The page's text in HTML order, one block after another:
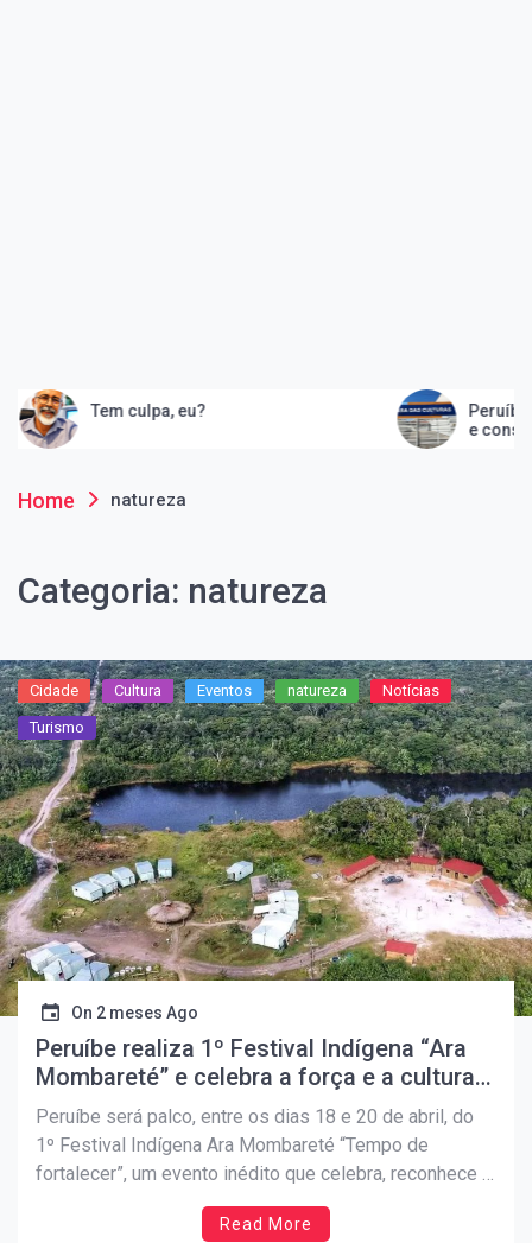
eu?
Peruíbe inaugura Casa
e consolida quarteirão
Home natureza
Categoria: natureza
Cidade Cultura Eventos natureza Notícias
Turismo
On 2 meses Ago
Peruíbe realiza 1º Festival Indígena “Ara
Mombareté” e celebra a força e a cultura
dos Povos Originários
Peruíbe será palco, entre os dias 18 e 20 de abril, do
1º Festival Indígena Ara Mombareté “Tempo de
fortalecer”, um evento inédito que celebra, reconhece e
valoriza a riqueza cultural dos Povos Originários
presentes na região. A iniciativa nasce com o propósito
Read More